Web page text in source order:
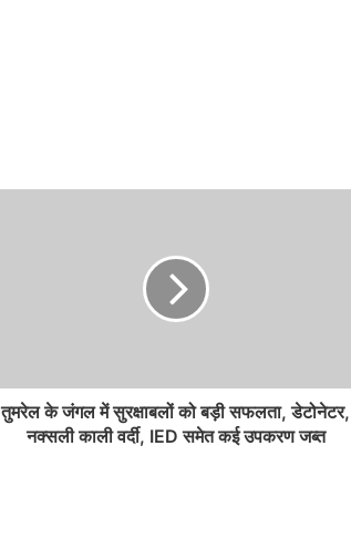
तुमरेल के जंगल में सुरक्षाबलों को बड़ी सफलता, डेटोनेटर,
नक्सली काली वर्दी, IED समेत कई उपकरण जब्त